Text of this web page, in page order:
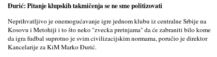
Đurić: Pitanje klupskih takmičenja se ne sme politizovati
Neprihvatlјivo je onemogućavanje igre jednom klubu iz centralne Srbije na
Kosovu i Metohiji i to što neko "zvecka pretnjama" da će zabraniti bilo kome
da igra fudbal suprotno je svim civilizacijskim normama, poručio je direktor
Kancelarije za KiM Marko Đurić.